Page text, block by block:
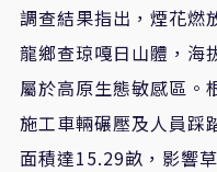
調查結果指出，煙花燃
龍鄉查琼嘎日山體，海
屬於高原生態敏感區。
施工車輛碾壓及人員踩
面積達15.29畝，影響